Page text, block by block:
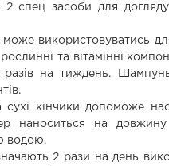
спец засоби для
використовуватись
та вітамінні
на тиждень.
кінчики допоможе
наноситься на
водою.
2 рази на день